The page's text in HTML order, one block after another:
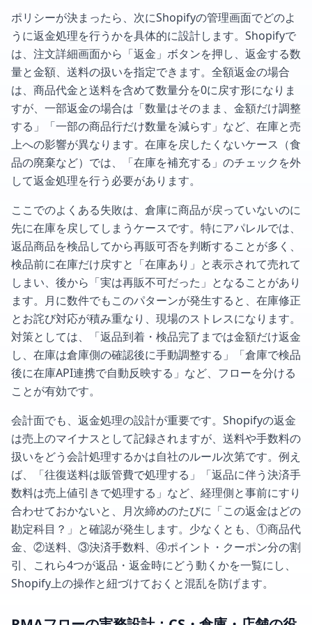
ポリシーが決まったら、次にShopifyの管理画面でどのよ
うに返金処理を行うかを具体的に設計します。Shopifyで
は、注文詳細画面から「返金」ボタンを押し、返金する数
量と金額、送料の扱いを指定できます。全額返金の場合
は、商品代金と送料を含めて数量分を0に戻す形になりま
すが、一部返金の場合は「数量はそのまま、金額だけ調整
する」「一部の商品行だけ数量を減らす」など、在庫と売
上への影響が異なります。在庫を戻したくないケース（食
品の廃棄など）では、「在庫を補充する」のチェックを外
して返金処理を行う必要があります。
ここでのよくある失敗は、倉庫に商品が戻っていないのに
先に在庫を戻してしまうケースです。特にアパレルでは、
返品商品を検品してから再販可否を判断することが多く、
検品前に在庫だけ戻すと「在庫あり」と表示されて売れて
しまい、後から「実は再販不可だった」となることがあり
ます。月に数件でもこのパターンが発生すると、在庫修正
とお詫び対応が積み重なり、現場のストレスになります。
対策としては、「返品到着・検品完了までは金額だけ返金
し、在庫は倉庫側の確認後に手動調整する」「倉庫で検品
後に在庫API連携で自動反映する」など、フローを分ける
ことが有効です。
会計面でも、返金処理の設計が重要です。Shopifyの返金
は売上のマイナスとして記録されますが、送料や手数料の
扱いをどう会計処理するかは自社のルール次第です。例え
ば、「往復送料は販管費で処理する」「返品に伴う決済手
数料は売上値引きで処理する」など、経理側と事前にすり
合わせておかないと、月次締めのたびに「この返金はどの
勘定科目？」と確認が発生します。少なくとも、①商品代
金、②送料、③決済手数料、④ポイント・クーポン分の割
引、これら4つが返品・返金時にどう動くかを一覧にし、
Shopify上の操作と紐づけておくと混乱を防げます。